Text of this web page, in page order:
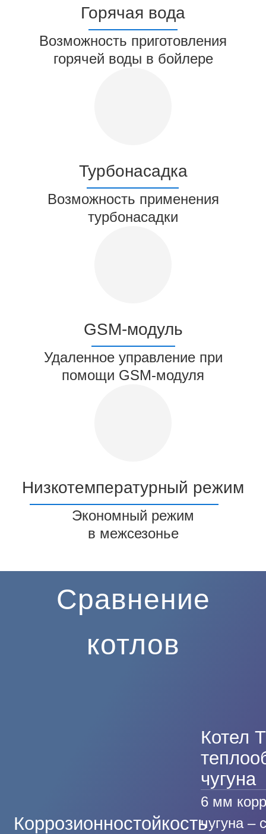
Горячая вода
Возможность приготовления
горячей воды в бойлере
Турбонасадка
Возможность применения
турбонасадки
GSM-модуль
Удаленное управление при
помощи GSM-модуля
Низкотемпературный режим
Экономный режим
в межсезонье
Сравнение
котлов
Коррозионностойкость
Котел
чугуна
6 мм
чугуна –